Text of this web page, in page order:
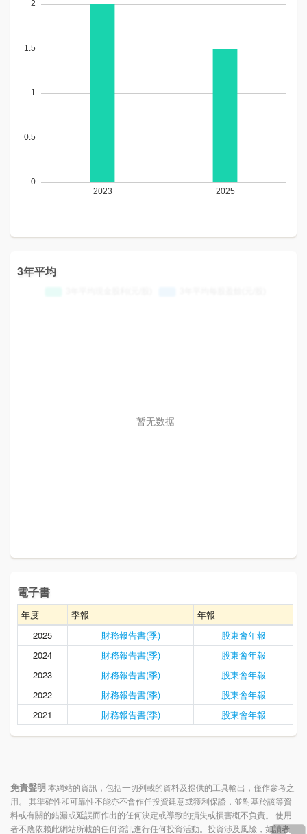
3年平均
暂无数据
電子書
年度 季報
年報
2025
財務報告書(季)
股東會年報
2024
財務報告書(季)
股東會年報
2023
財務報告書(季)
股東會年報
2022
財務報告書(季)
股東會年報
2021
財務報告書(季) 股東會年報
免責聲明本網站的資訊，包括一切列載的資料及提供的工具輸出，僅作參考之
用。 其準確性和可靠性不能亦不會作任投資建意或獲利保證，並對基於該等資
料或有關的錯漏或延誤而作出的任何決定或導致的損失或損害概不負責。 使用
者不應依賴此網站所載的任何資訊進行任何投資活動。投資涉及風險，如讀者